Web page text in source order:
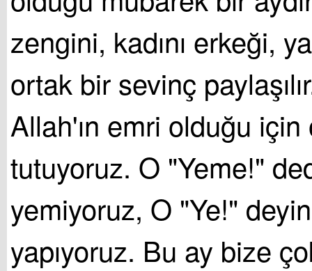
zengini, kadını erkeği,
ortak bir sevinç
Allah'ın emri olduğu için
tutuyoruz. O "Yeme!"
yemiyoruz, O "Ye!"
yapıyoruz. Bu ay bize